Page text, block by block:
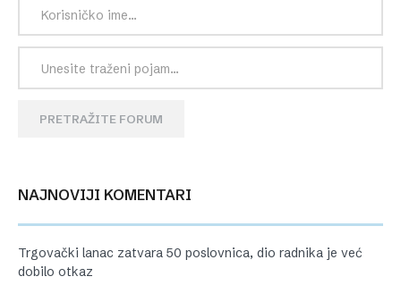
PRETRAŽITE FORUM
NAJNOVIJI KOMENTARI
Trgovački lanac zatvara 50 poslovnica, dio radnika je već
dobilo otkaz